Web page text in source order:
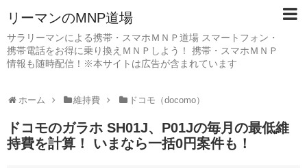
リーマンのMNP道場
サラリーマンによる携帯・スマホＭＮＰ道場 スマートフォン・
携帯電話をお得に乗り換えＭＮＰしよう！ 携帯・スマホＭＮＰ
情報も随時配信！※本サイトは広告が含まれています
ホーム 維持費 ドコモ（docomo）
ドコモのガラホ SH01J、P01Jの毎月の最低維
持費を計算！ いまなら一括0円案件も！